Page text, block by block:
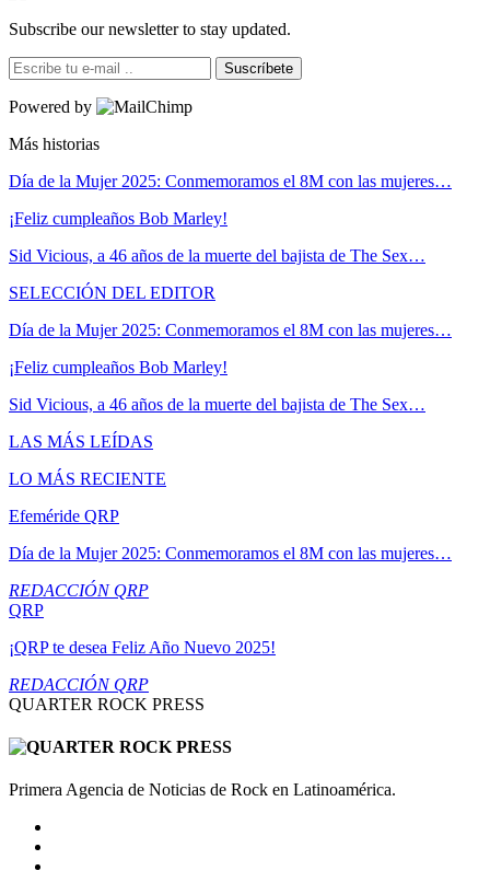
Subscribe our newsletter to stay updated.
Suscríbete
Powered by
Más historias
Día de la Mujer 2025: Conmemoramos el 8M con las mujeres…
¡Feliz cumpleaños Bob Marley!
Sid Vicious, a 46 años de la muerte del bajista de The Sex…
SELECCIÓN DEL EDITOR
Día de la Mujer 2025: Conmemoramos el 8M con las mujeres…
¡Feliz cumpleaños Bob Marley!
Sid Vicious, a 46 años de la muerte del bajista de The Sex…
LAS MÁS LEÍDAS
LO MÁS RECIENTE
Efeméride QRP
Día de la Mujer 2025: Conmemoramos el 8M con las mujeres…
REDACCIÓN QRP
QRP
¡QRP te desea Feliz Año Nuevo 2025!
REDACCIÓN QRP
QUARTER ROCK PRESS
Primera Agencia de Noticias de Rock en Latinoamérica.